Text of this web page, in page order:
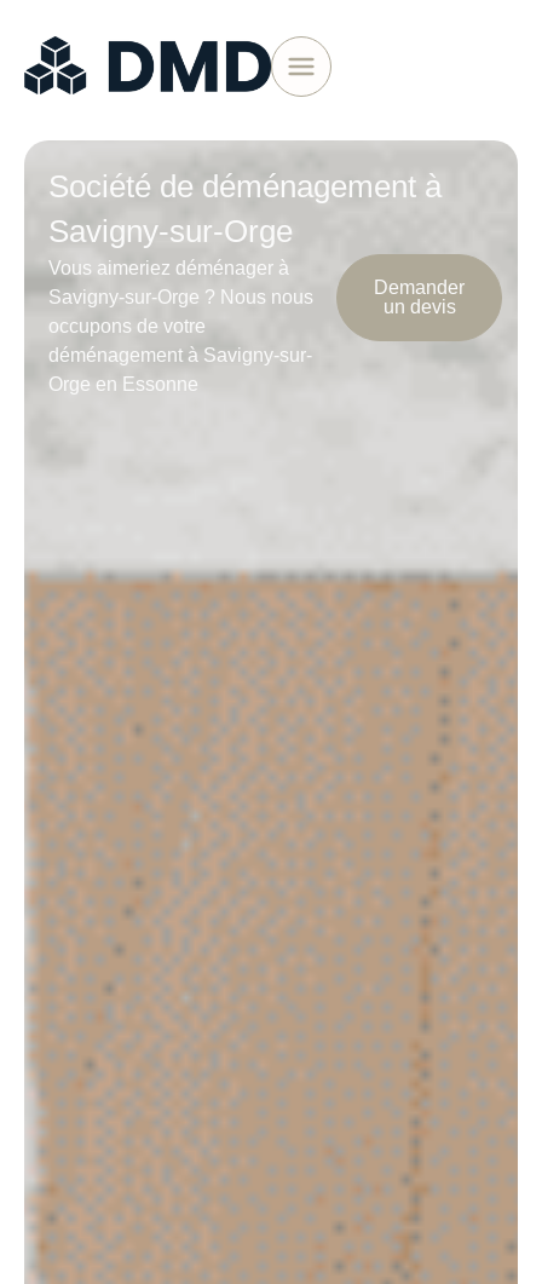
Société de déménagement à
Savigny-sur-Orge
Vous aimeriez déménager à
Savigny-sur-Orge ? Nous nous
occupons de votre
déménagement à Savigny-sur-
Orge en Essonne
Demander
un devis